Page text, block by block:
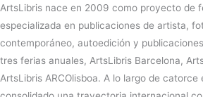
ArtsLibris nace en 2009 como proyecto de
especializada en publicaciones de artista,
contemporáneo, autoedición y
tres ferias anuales, ArtsLibris Barcelona,
ArtsLibris ARCOlisboa. A lo largo de catorce